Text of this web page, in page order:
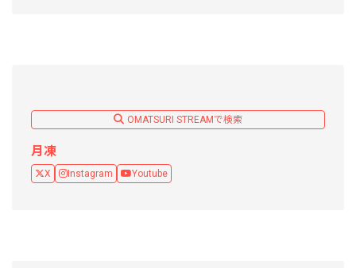
OMATSURI STREAMで検索
月凍
X Instagram Youtube